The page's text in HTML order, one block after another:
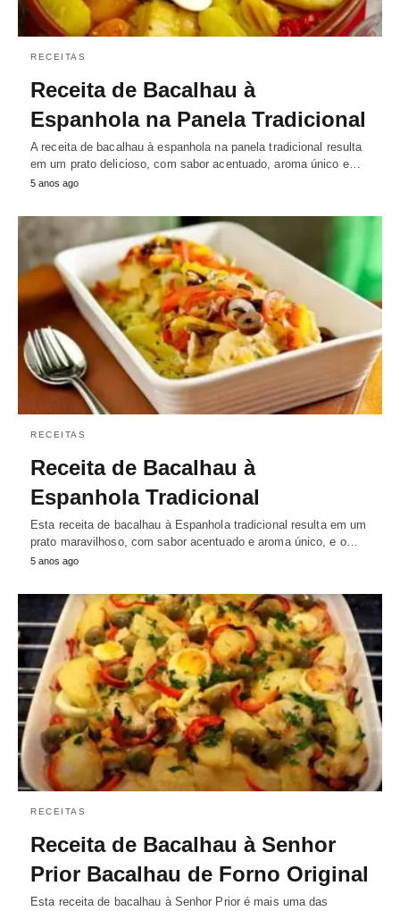
RECEITAS
Receita de Bacalhau à
Espanhola na Panela Tradicional
A receita de bacalhau à espanhola na panela tradicional resulta
em um prato delicioso, com sabor acentuado, aroma único e…
5 anos ago
RECEITAS
Receita de Bacalhau à
Espanhola Tradicional
Esta receita de bacalhau à Espanhola tradicional resulta em um
prato maravilhoso, com sabor acentuado e aroma único, e o…
5 anos ago
RECEITAS
Receita de Bacalhau à Senhor
Prior Bacalhau de Forno Original
Esta receita de bacalhau à Senhor Prior é mais uma das